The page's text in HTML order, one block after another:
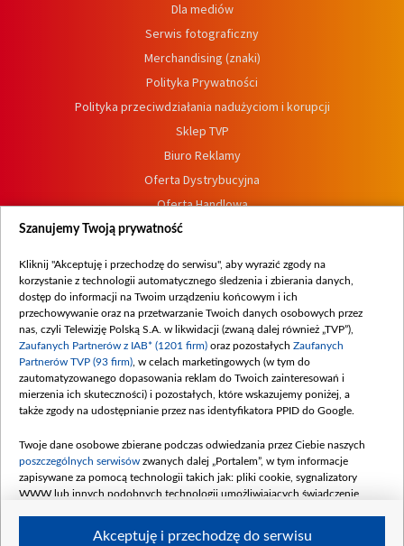
Dla mediów
Serwis fotograficzny
Merchandising (znaki)
Polityka Prywatności
Polityka przeciwdziałania nadużyciom i korupcji
Sklep TVP
Biuro Reklamy
Oferta Dystrybucyjna
Oferta Handlowa
Dostępność
Procedura zgłoszeń wewnętrznych
Szanujemy Twoją prywatność
Kliknij "Akceptuję i przechodzę do serwisu", aby wyrazić zgody na
korzystanie z technologii automatycznego śledzenia i zbierania danych,
dostęp do informacji na Twoim urządzeniu końcowym i ich
przechowywanie oraz na przetwarzanie Twoich danych osobowych przez
nas, czyli Telewizję Polską S.A. w likwidacji (zwaną dalej również „TVP”),
Zaufanych Partnerów z IAB* (1201 firm) oraz pozostałych Zaufanych
Partnerów TVP (93 firm) , w celach marketingowych (w tym do
zautomatyzowanego dopasowania reklam do Twoich zainteresowań i
mierzenia ich skuteczności) i pozostałych, które wskazujemy poniżej, a
także zgody na udostępnianie przez nas identyfikatora PPID do Google.
Twoje dane osobowe zbierane podczas odwiedzania przez Ciebie naszych
poszczególnych serwisów zwanych dalej „Portalem”, w tym informacje
zapisywane za pomocą technologii takich jak: pliki cookie, sygnalizatory
WWW lub innych podobnych technologii umożliwiających świadczenie
Akceptuję i przechodzę do serwisu